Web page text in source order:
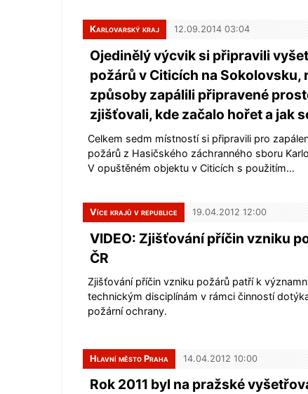
Karlovarský kraj 12.09.2014 03:04
Ojedinělý výcvik si připravili
požárů v Citicích na Sokolovsku,
způsoby zapálili připravené
zjišťovali, kde začalo hořet a jak
Celkem sedm místností si připravili pro
požárů z Hasičského záchranného sboru
V opuštěném objektu v Citicích s použitím…
Více krajů v republice 19.04.2012 12:00
VIDEO: Zjišťování příčin vzniku
ČR
Zjišťování příčin vzniku požárů patří k
technickým disciplínám v rámci činností
požární ochrany.
Hlavní město Praha 14.04.2012 10:00
Rok 2011 byl na pražské